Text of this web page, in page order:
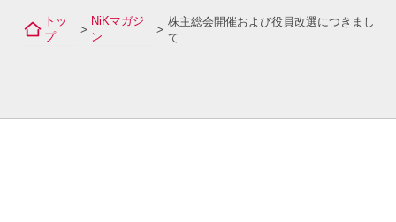
トッ
プ
>
NiKマガジ
ン
>
株主総会開催および役員改選につきまし
て